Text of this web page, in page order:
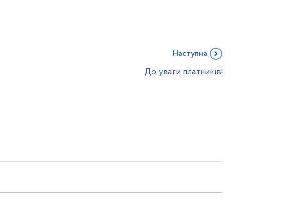
Наступна
До уваги платників!